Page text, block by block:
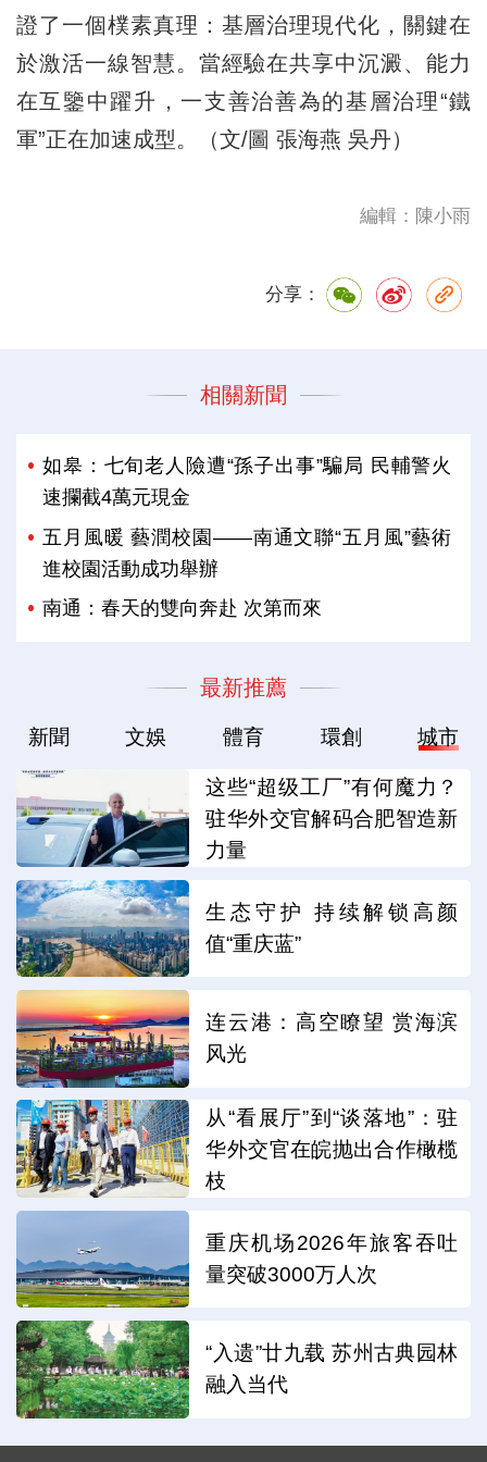
證了一個樸素真理：基層治理現代化，關鍵在
於激活一線智慧。當經驗在共享中沉澱、能力
在互鑒中躍升，一支善治善為的基層治理“鐵
軍”正在加速成型。（文/圖 張海燕 吳丹）
編輯：陳小雨
分享：
相關新聞
如皋：七旬老人險遭“孫子出事”騙局 民輔警火
速攔截4萬元現金
五月風暖 藝潤校園——南通文聯“五月風”藝術
進校園活動成功舉辦
南通：春天的雙向奔赴 次第而來
最新推薦
新聞 文娛 體育 環創 城市
这些“超级工厂”有何魔力？
驻华外交官解码合肥智造新
力量
生态守护 持续解锁高颜
值“重庆蓝”
连云港：高空瞭望 赏海滨
风光
从“看展厅”到“谈落地”：驻
华外交官在皖抛出合作橄榄
枝
重庆机场2026年旅客吞吐
量突破3000万人次
“入遗”廿九载 苏州古典园林
融入当代